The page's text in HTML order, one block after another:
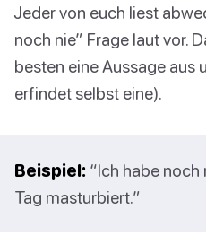
Jeder von euch liest
noch nie” Frage laut vor.
besten eine Aussage aus
erfindet selbst eine).
Beispiel: “Ich habe
Tag masturbiert.”